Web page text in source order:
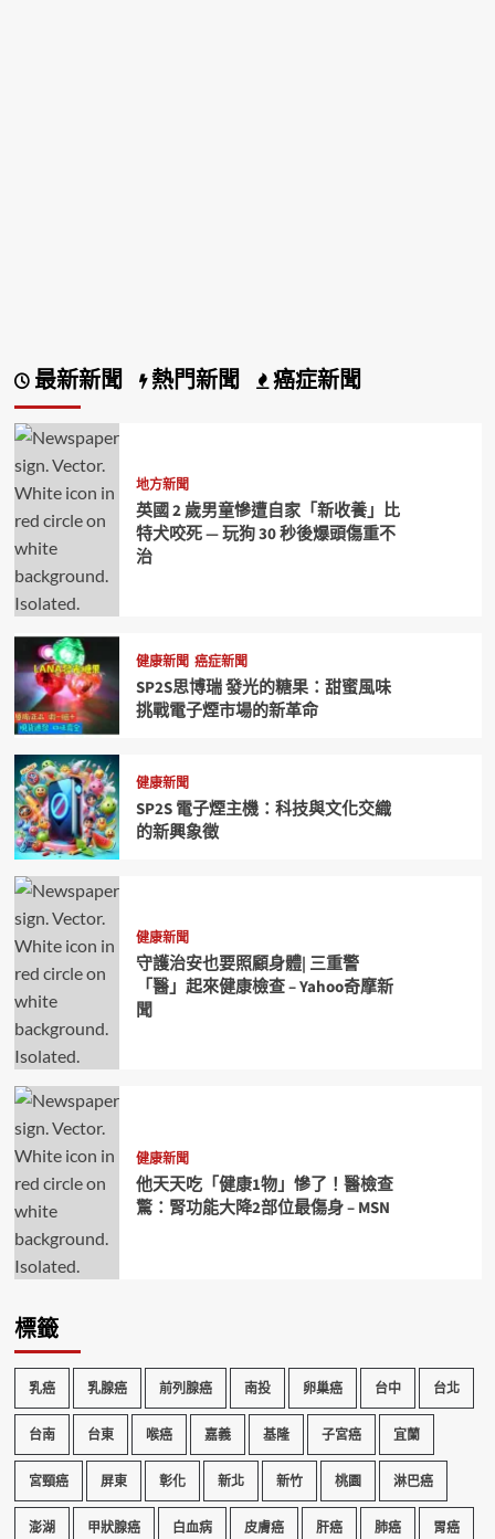
最新新聞 熱門新聞 癌症新聞
地方新聞
英國 2 歲男童慘遭自家「新收養」比
特犬咬死 — 玩狗 30 秒後爆頭傷重不
治
健康新聞 癌症新聞
SP2S思博瑞 發光的糖果：甜蜜風味
挑戰電子煙市場的新革命
健康新聞
SP2S 電子煙主機：科技與文化交織
的新興象徵
健康新聞
守護治安也要照顧身體| 三重警
「醫」起來健康檢查 – Yahoo奇摩新
聞
健康新聞
他天天吃「健康1物」慘了！醫檢查
驚：腎功能大降2部位最傷身 – MSN
標籤
乳癌 乳腺癌 前列腺癌 南投 卵巢癌 台中 台北
台南 台東 喉癌 嘉義 基隆 子宮癌 宜蘭
宮頸癌 屏東 彰化 新北 新竹 桃園 淋巴癌
澎湖 甲狀腺癌 白血病 皮膚癌 肝癌 肺癌 胃癌